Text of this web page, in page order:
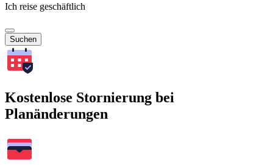
Ich reise geschäftlich
Suchen
Kostenlose Stornierung bei
Planänderungen